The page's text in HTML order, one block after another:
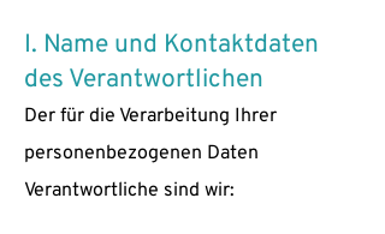
I. Name und Kontaktdaten
des Verantwortlichen
Der für die Verarbeitung Ihrer
personenbezogenen Daten
Verantwortliche sind wir: